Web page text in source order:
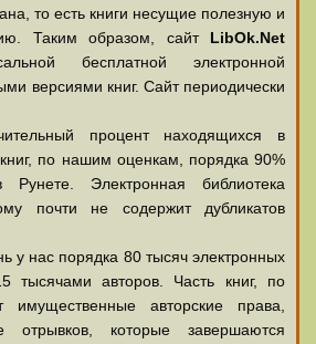
то есть книги несущие полезную и
Таким образом, сайт LibOk.Net
бесплатной электронной
версиями книг. Сайт периодически
процент находящихся в
по нашим оценкам, порядка 90%
Электронная библиотека
почти не содержит дубликатов
у нас порядка 80 тысяч электронных
тысячами авторов. Часть книг, по
имущественные авторские права,
которые завершаются